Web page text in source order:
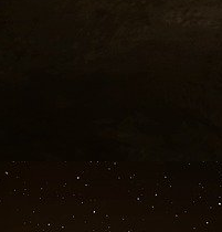
c’est
elle-même,